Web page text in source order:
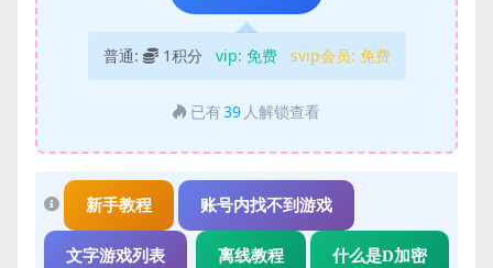
普通: 1积分 vip: 免费 svip会员: 免费
已有39 人解锁查看
新手教程 账号内找不到游戏
文字游戏列表 离线教程 什么是D加密